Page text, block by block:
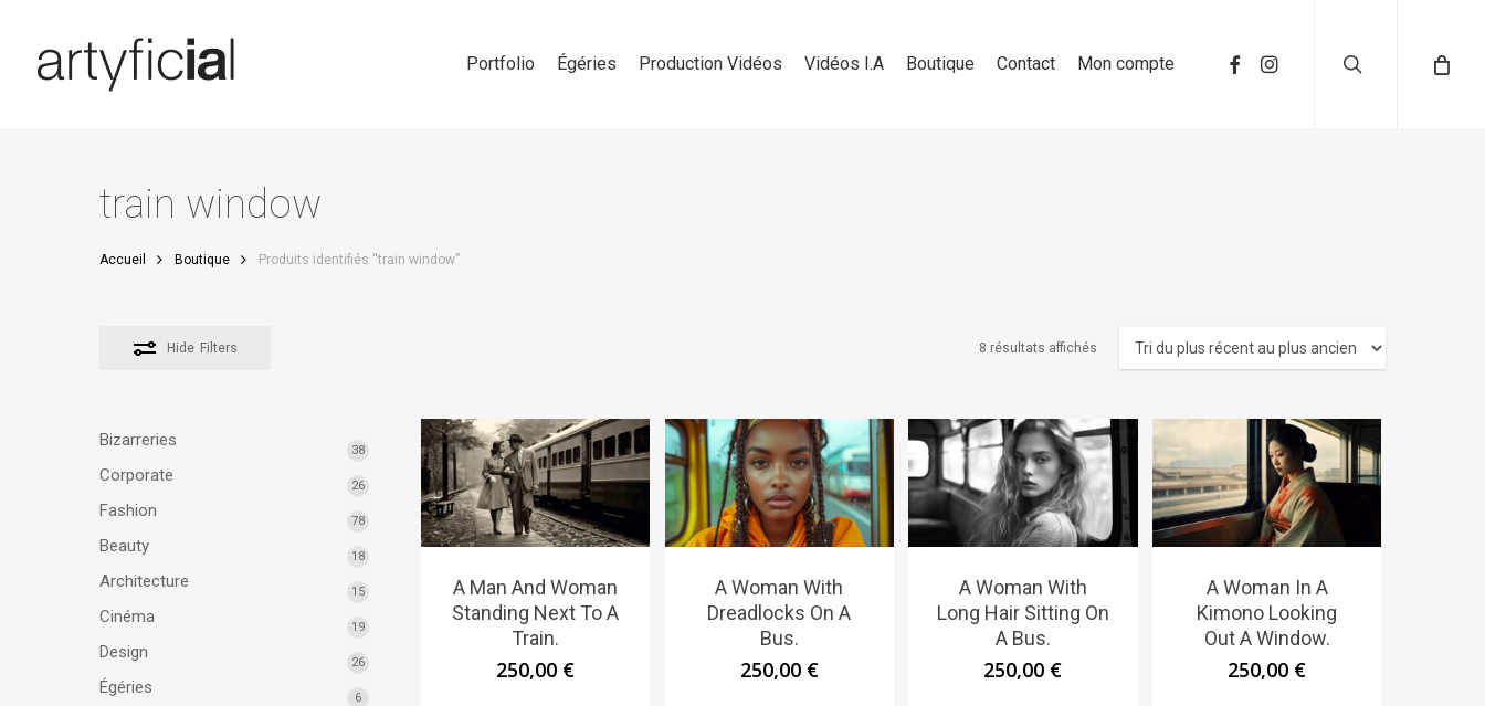
content
Portfolio Égéries Production Vidéos Vidéos I.A Boutique Contact Mon compte
train window
Accueil Boutique Produits identifiés “train window”
Hide Filters 8 résultats affichés
Bizarreries
38
Corporate
26
Fashion
78
Beauty
18
Architecture
15
Cinéma
19
Design
26
Égéries
6
A Man And Woman
Standing Next To A
Train.
250,00 €
A Woman With
Dreadlocks On A
Bus.
250,00 €
A Woman With
Long Hair Sitting On
A Bus.
250,00 €
A Woman In A
Kimono Looking
Out A Window.
250,00 €